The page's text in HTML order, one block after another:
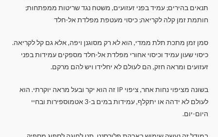
תנאים בהירים; עמיד בפני זעזועים, משטח נגד שריטות ממפתחות;
חותמת זמן קלה לקריאה; כיסוי מעטפת מפלדת אל-חלד
סמן זמן מתכת תלת ממדי, הוא לא רק מסוגנן ויפה, אלא גם קל לקריאה.
כיסוי שעון עמיד וכיסוי אחורי מפלדת אל-חלד מספקים עמידות בפני
זעזועים ומראה חזק, הם לעולם לא יחלידו ויש להם מרקם.
בשונה מציפוי נחות אחר, ציפוי IP זה הוא יקר ובעל מראה יוקרתי. הוא
לעולם לא ידהה או יתקלף, עמידות במים ב-3 אטמוספירות ובחיי
היום-יום.